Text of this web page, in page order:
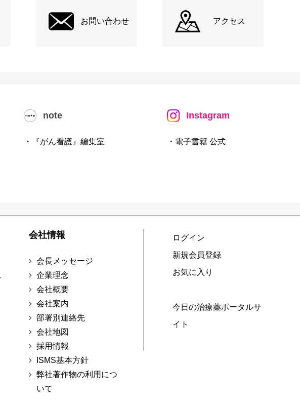
お問い合わせ アクセス
note
・『がん看護』編集室
Instagram
・電子書籍 公式
会社情報
会長メッセージ
企業理念
会社概要
会社案内
部署別連絡先
会社地図
採用情報
ISMS基本方針
弊社著作物の利用につ
いて
ログイン
新規会員登録
お気に入り
今日の治療薬ポータルサ
イト